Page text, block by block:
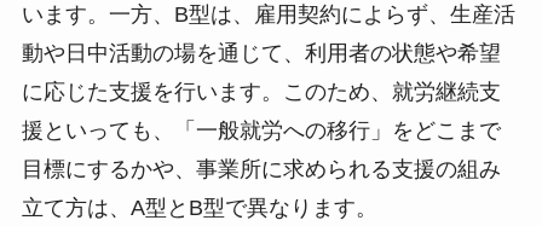
います。一方、B型は、雇用契約によらず、生産活
動や日中活動の場を通じて、利用者の状態や希望
に応じた支援を行います。このため、就労継続支
援といっても、「一般就労への移行」をどこまで
目標にするかや、事業所に求められる支援の組み
立て方は、A型とB型で異なります。